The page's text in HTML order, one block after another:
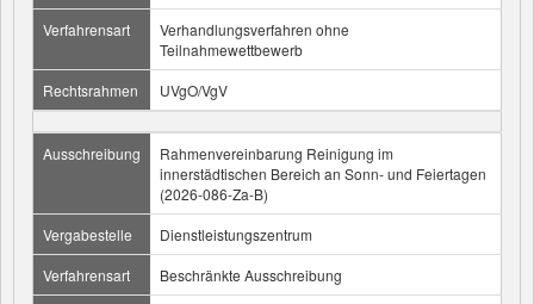
Verfahrensart
Verhandlungsverfahren ohne
Teilnahmewettbewerb
Rechtsrahmen
UVgO/VgV
Ausschreibung
Rahmenvereinbarung Reinigung im
innerstädtischen Bereich an Sonn- und Feiertagen
(2026-086-Za-B)
Vergabestelle
Dienstleistungszentrum
Verfahrensart
Beschränkte Ausschreibung